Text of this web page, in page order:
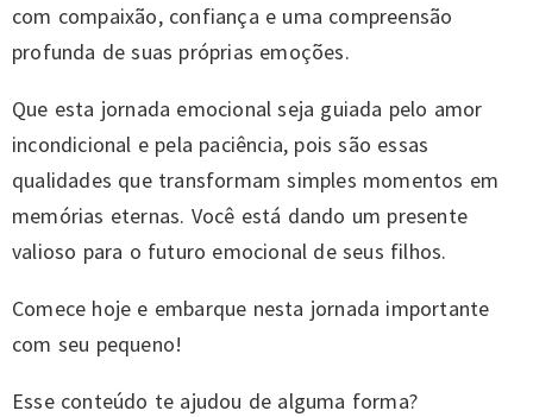
com compaixão, confiança e uma compreensão
profunda de suas próprias emoções.
Que esta jornada emocional seja guiada pelo amor
incondicional e pela paciência, pois são essas
qualidades que transformam simples momentos em
memórias eternas. Você está dando um presente
valioso para o futuro emocional de seus filhos.
Comece hoje e embarque nesta jornada importante
com seu pequeno!
Esse conteúdo te ajudou de alguma forma?